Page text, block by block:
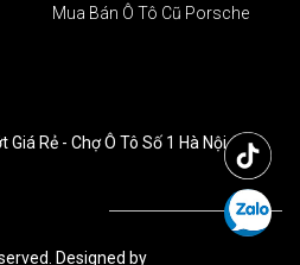
Mua Bán Ô Tô Cũ Porsche
Rẻ - Chợ Ô Tô Số 1 Hà Nội
Designed by